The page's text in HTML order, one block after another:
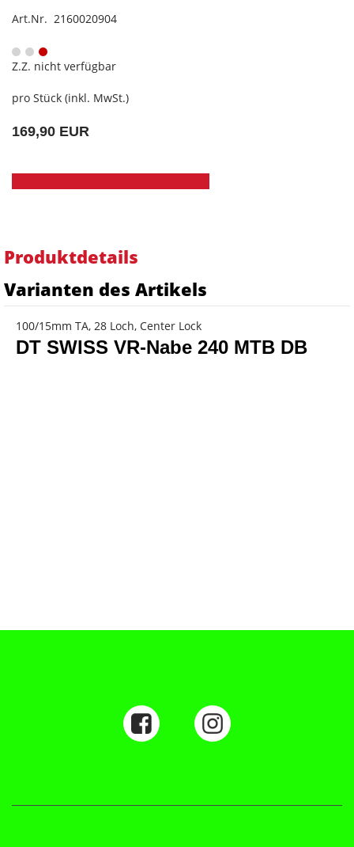
Art.Nr. 2160020904
Z.Z. nicht verfügbar
pro Stück (inkl. MwSt.)
169,90 EUR
Produktdetails
Varianten des Artikels
100/15mm TA, 28 Loch, Center Lock
DT SWISS VR-Nabe 240 MTB DB